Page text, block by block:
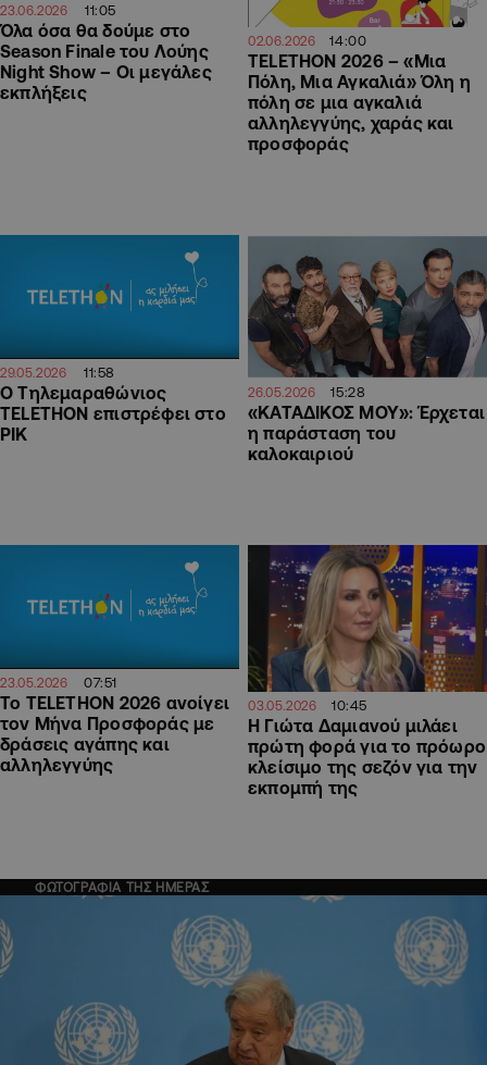
23.06.2026 11:05
Όλα όσα θα δούμε στο
Season Finale του Λούης
Night Show – Οι μεγάλες
εκπλήξεις
02.06.2026 14:00
TELETHON 2026 – «Μια
Πόλη, Μια Αγκαλιά» Όλη η
πόλη σε μια αγκαλιά
αλληλεγγύης, χαράς και
προσφοράς
29.05.2026 11:58
Ο Τηλεμαραθώνιος
TELETHON επιστρέφει στο
ΡΙΚ
26.05.2026 15:28
«ΚΑΤΑΔΙΚΟΣ ΜΟΥ»: Έρχεται
η παράσταση του
καλοκαιριού
23.05.2026 07:51
Το TELETHON 2026 ανοίγει
τον Μήνα Προσφοράς με
δράσεις αγάπης και
αλληλεγγύης
03.05.2026 10:45
H Γιώτα Δαμιανού μιλάει
πρώτη φορά για το πρόωρο
κλείσιμο της σεζόν για την
εκπομπή της
ΦΩΤΟΓΡΑΦΙΑ ΤΗΣ ΗΜΕΡΑΣ